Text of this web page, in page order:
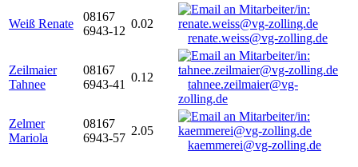
Weiß Renate
08167
6943-12
0.02
renate.weiss@vg-zolling.de
Zeilmaier
Tahnee
08167
6943-41
0.12
tahnee.zeilmaier@vg-
zolling.de
Zelmer
Mariola
08167
6943-57
2.05
kaemmerei@vg-zolling.de